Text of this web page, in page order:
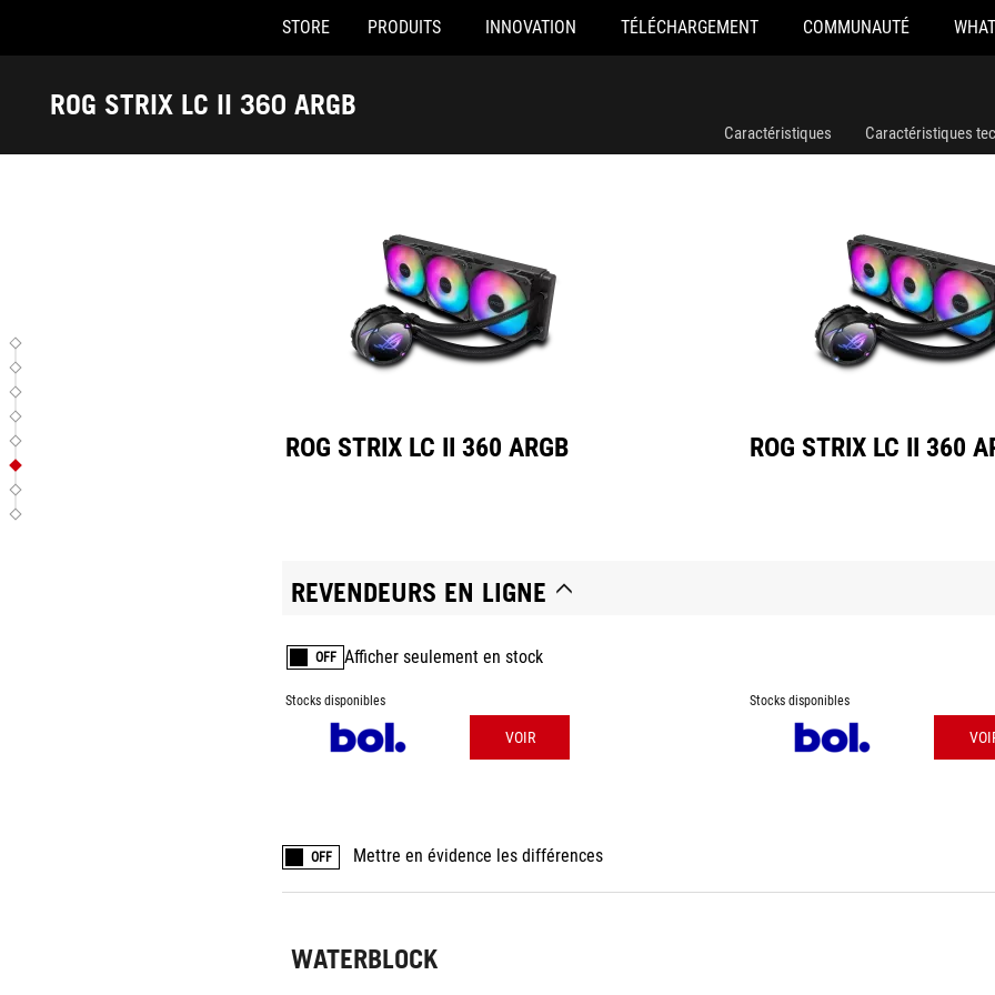
Accessibility links
STORE PRODUITS INNOVATION TÉLÉCHARGEMENT COMMUNAUTÉ
ROG STRIX LC II 360 ARGB
Caractéristiques Caractéristiques
ROG STRIX LC II 360 ARGB ROG STRIX LC II 360
REVENDEURS EN LIGNE
OFF Afficher seulement en stock
Stocks disponibles
VOIR
Stocks disponibles
OFF Mettre en évidence les différences
WATERBLOCK
ROG STRIX LC II 360 ARGB ROG STRIX LC II 360 ARGB